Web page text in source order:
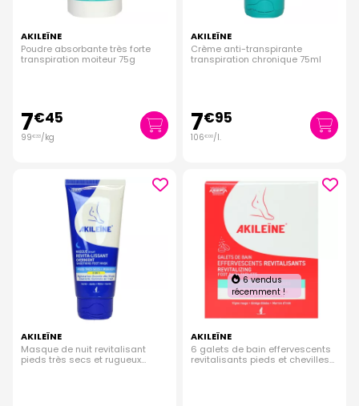
AKILEÏNE
Poudre absorbante très forte
transpiration moiteur 75g
7€45
99€33/kg
AKILEÏNE
Crème anti-transpirante
transpiration chronique 75ml
7€95
106€00/l.
AKILEÏNE
Masque de nuit revitalisant
pieds très secs et rugueux
6 vendus
récemment !
AKILEÏNE
6 galets de bain effervescents
revitalisants pieds et chevilles